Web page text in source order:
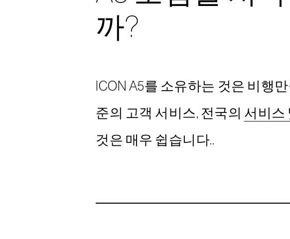
까?
ICON A5를 소유하는 것은 비행
준의 고객 서비스, 전국의 서비스
것은 매우 쉽습니다..